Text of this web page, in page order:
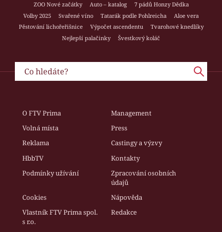
ZOO Nové začátky
Auto – katalog
7 pádů Honzy Dědka
Volby 2025
Svařené víno Tatarák podle Pohlreicha
Aloe vera
Pěstování lichořeřišnice
Výpočet ascendentu
Tvarohové knedlíky
Nejlepší palačinky
Švestkový koláč
O FTV Prima
Management
Volná místa
Press
Reklama
Castingy a výzvy
HbbTV
Kontakty
Podmínky užívání
Zpracování osobních
údajů
Cookies
Nápověda
Vlastník FTV Prima spol.
s r.o.
Redakce